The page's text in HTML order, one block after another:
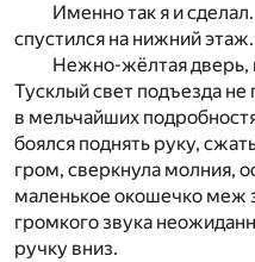
Именно так я и
спустился на нижний этаж.
Нежно-жёлтая дверь,
Тусклый свет подъезда не
в мельчайших
боялся поднять руку,
гром, сверкнула молния,
маленькое окошечко меж
громкого звука
ручку вниз.